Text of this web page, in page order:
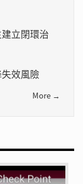
立閉環治
效風險
More →